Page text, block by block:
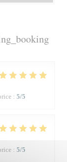
: 5/5
: 5/5